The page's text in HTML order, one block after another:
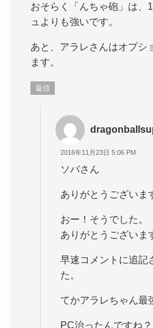
おそらく「んちゃ砲」は、
ュよりも強いです。
あと、アラレさんはオプシ
ます。
返信
2016年11月23日 5:06 PM
ソバさん
ありがとうございま
おー！そうでした。
ありがとうございま
早速コメントに追記
た。
てかアラレちゃん最
PC治ったんですね？